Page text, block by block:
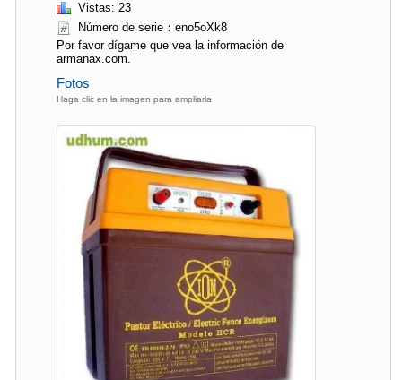
Vistas: 23
Número de serie：eno5oXk8
Por favor dígame que vea la información de
armanax.com.
Fotos
Haga clic en la imagen para ampliarla